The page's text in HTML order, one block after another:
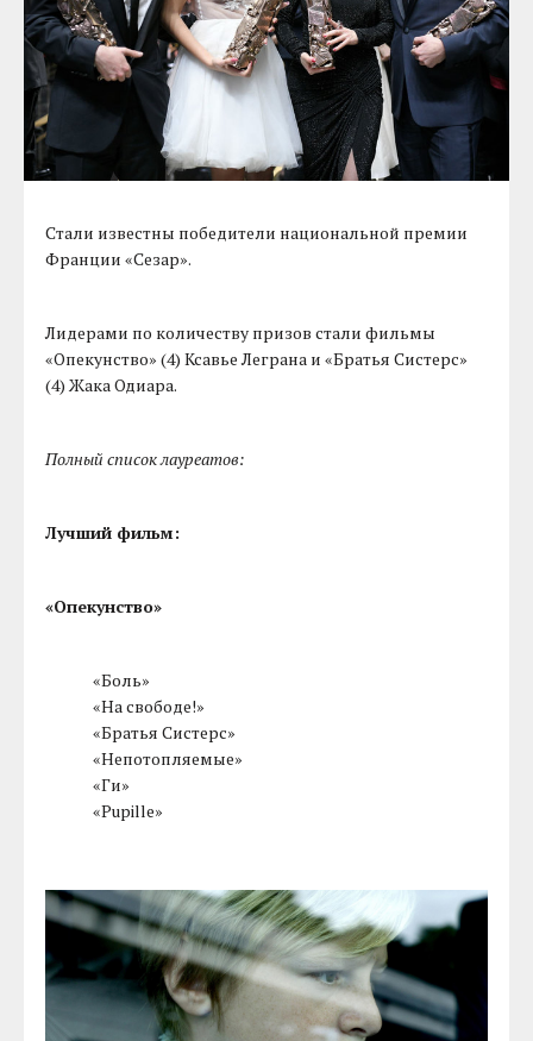
Стали известны победители национальной премии
Франции «Сезар».
Лидерами по количеству призов стали фильмы
«Опекунство» (4) Ксавье Леграна и «Братья Систерс»
(4) Жака Одиара.
Полный список лауреатов:
Лучший фильм:
«Опекунство»
«Боль»
«На свободе!»
«Братья Систерс»
«Непотопляемые»
«Ги»
«Pupille»